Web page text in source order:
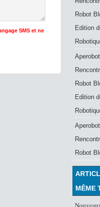
SMS et ne
Robot
Edition
Robot
Edition
Robot
MÊME